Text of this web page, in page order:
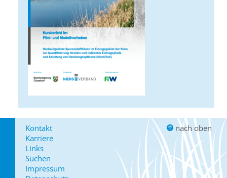
Kontakt
Karriere
Links
Suchen
Impressum
nach oben